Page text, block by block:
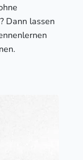
Dann lassen